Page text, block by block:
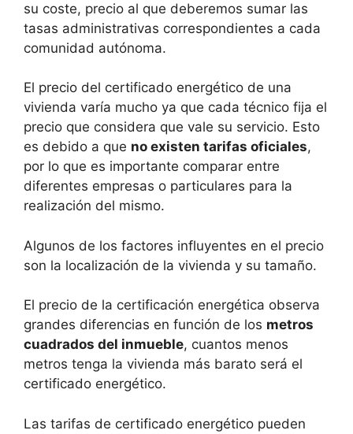
su coste, precio al que deberemos sumar las
tasas administrativas correspondientes a cada
comunidad autónoma.
El precio del certificado energético de una
vivienda varía mucho ya que cada técnico fija el
precio que considera que vale su servicio. Esto
es debido a que no existen tarifas oficiales,
por lo que es importante comparar entre
diferentes empresas o particulares para la
realización del mismo.
Algunos de los factores influyentes en el precio
son la localización de la vivienda y su tamaño.
El precio de la certificación energética observa
grandes diferencias en función de los metros
cuadrados del inmueble, cuantos menos
metros tenga la vivienda más barato será el
certificado energético.
Las tarifas de certificado energético pueden